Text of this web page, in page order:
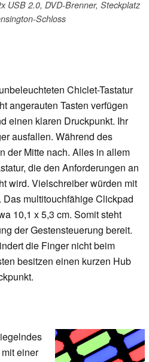
USB 2.0, DVD-Brenner, Steckplatz
Schloss
Chiclet-Tastatur
angerauten Tasten verfügen
einen klaren Druckpunkt. Ihr
ausfallen. Während des
der Mitte nach. Alles in allem
die den Anforderungen an
wird. Vielschreiber würden mit
multitouchfähige Clickpad
10,1 x 5,3 cm. Somit steht
der Gestensteuerung bereit.
die Finger nicht beim
besitzen einen kurzen Hub
einer